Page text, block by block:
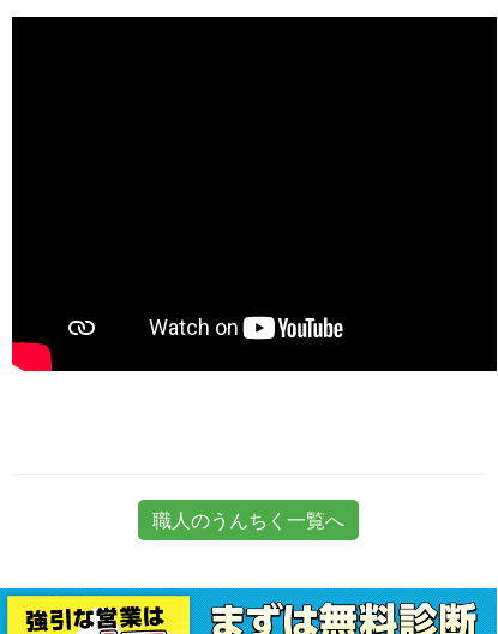
職人のうんちく一覧へ